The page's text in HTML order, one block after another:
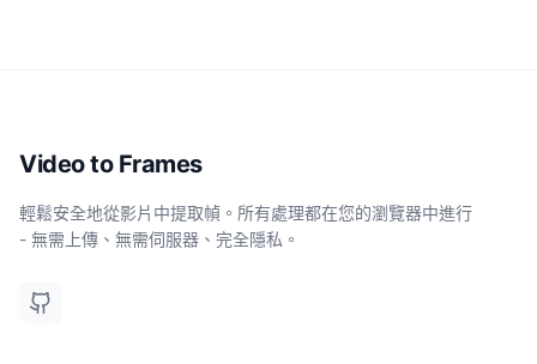
Video to Frames
輕鬆安全地從影片中提取幀。所有處理都在您的瀏覽器中進行
- 無需上傳、無需伺服器、完全隱私。